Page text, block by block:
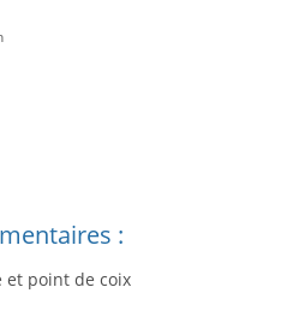
:
et point de coix